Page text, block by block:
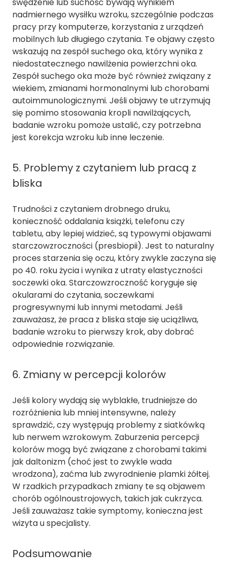
swędzenie lub suchość bywają wynikiem
nadmiernego wysiłku wzroku, szczególnie podczas
pracy przy komputerze, korzystania z urządzeń
mobilnych lub długiego czytania. Te objawy często
wskazują na zespół suchego oka, który wynika z
niedostatecznego nawilżenia powierzchni oka.
Zespół suchego oka może być również związany z
wiekiem, zmianami hormonalnymi lub chorobami
autoimmunologicznymi. Jeśli objawy te utrzymują
się pomimo stosowania kropli nawilżających,
badanie wzroku pomoże ustalić, czy potrzebna
jest korekcja wzroku lub inne leczenie.
5. Problemy z czytaniem lub pracą z
bliska
Trudności z czytaniem drobnego druku,
konieczność oddalania książki, telefonu czy
tabletu, aby lepiej widzieć, są typowymi objawami
starczowzroczności (presbiopii). Jest to naturalny
proces starzenia się oczu, który zwykle zaczyna się
po 40. roku życia i wynika z utraty elastyczności
soczewki oka. Starczowzroczność koryguje się
okularami do czytania, soczewkami
progresywnymi lub innymi metodami. Jeśli
zauważasz, że praca z bliska staje się uciążliwa,
badanie wzroku to pierwszy krok, aby dobrać
odpowiednie rozwiązanie.
6. Zmiany w percepcji kolorów
Jeśli kolory wydają się wyblakłe, trudniejsze do
rozróżnienia lub mniej intensywne, należy
sprawdzić, czy występują problemy z siatkówką
lub nerwem wzrokowym. Zaburzenia percepcji
kolorów mogą być związane z chorobami takimi
jak daltonizm (choć jest to zwykle wada
wrodzona), zaćma lub zwyrodnienie plamki żółtej.
W rzadkich przypadkach zmiany te są objawem
chorób ogólnoustrojowych, takich jak cukrzyca.
Jeśli zauważasz takie symptomy, konieczna jest
wizyta u specjalisty.
Podsumowanie